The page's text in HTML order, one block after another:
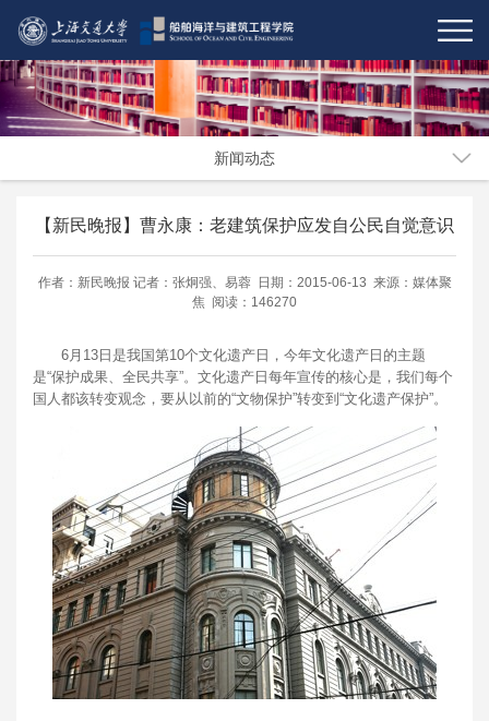
新闻动态
【新民晚报】曹永康：老建筑保护应发自公民自觉意识
作者：新民晚报 记者：张炯强、易蓉 日期：2015-06-13 来源：媒体聚
焦 阅读：146270
6月13日是我国第10个文化遗产日，今年文化遗产日的主题
是“保护成果、全民共享”。文化遗产日每年宣传的核心是，我们每个
国人都该转变观念，要从以前的“文物保护”转变到“文化遗产保护”。